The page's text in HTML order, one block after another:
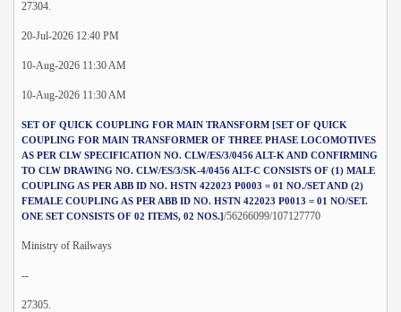
27304.
20-Jul-2026 12:40 PM
10-Aug-2026 11:30 AM
10-Aug-2026 11:30 AM
SET OF QUICK COUPLING FOR MAIN TRANSFORM [SET OF QUICK
COUPLING FOR MAIN TRANSFORMER OF THREE PHASE LOCOMOTIVES
AS PER CLW SPECIFICATION NO. CLW/ES/3/0456 ALT-K AND CONFIRMING
TO CLW DRAWING NO. CLW/ES/3/SK-4/0456 ALT-C CONSISTS OF (1) MALE
COUPLING AS PER ABB ID NO. HSTN 422023 P0003 = 01 NO./SET AND (2)
FEMALE COUPLING AS PER ABB ID NO. HSTN 422023 P0013 = 01 NO/SET.
ONE SET CONSISTS OF 02 ITEMS, 02 NOS.]/56266099/107127770
Ministry of Railways
--
27305.